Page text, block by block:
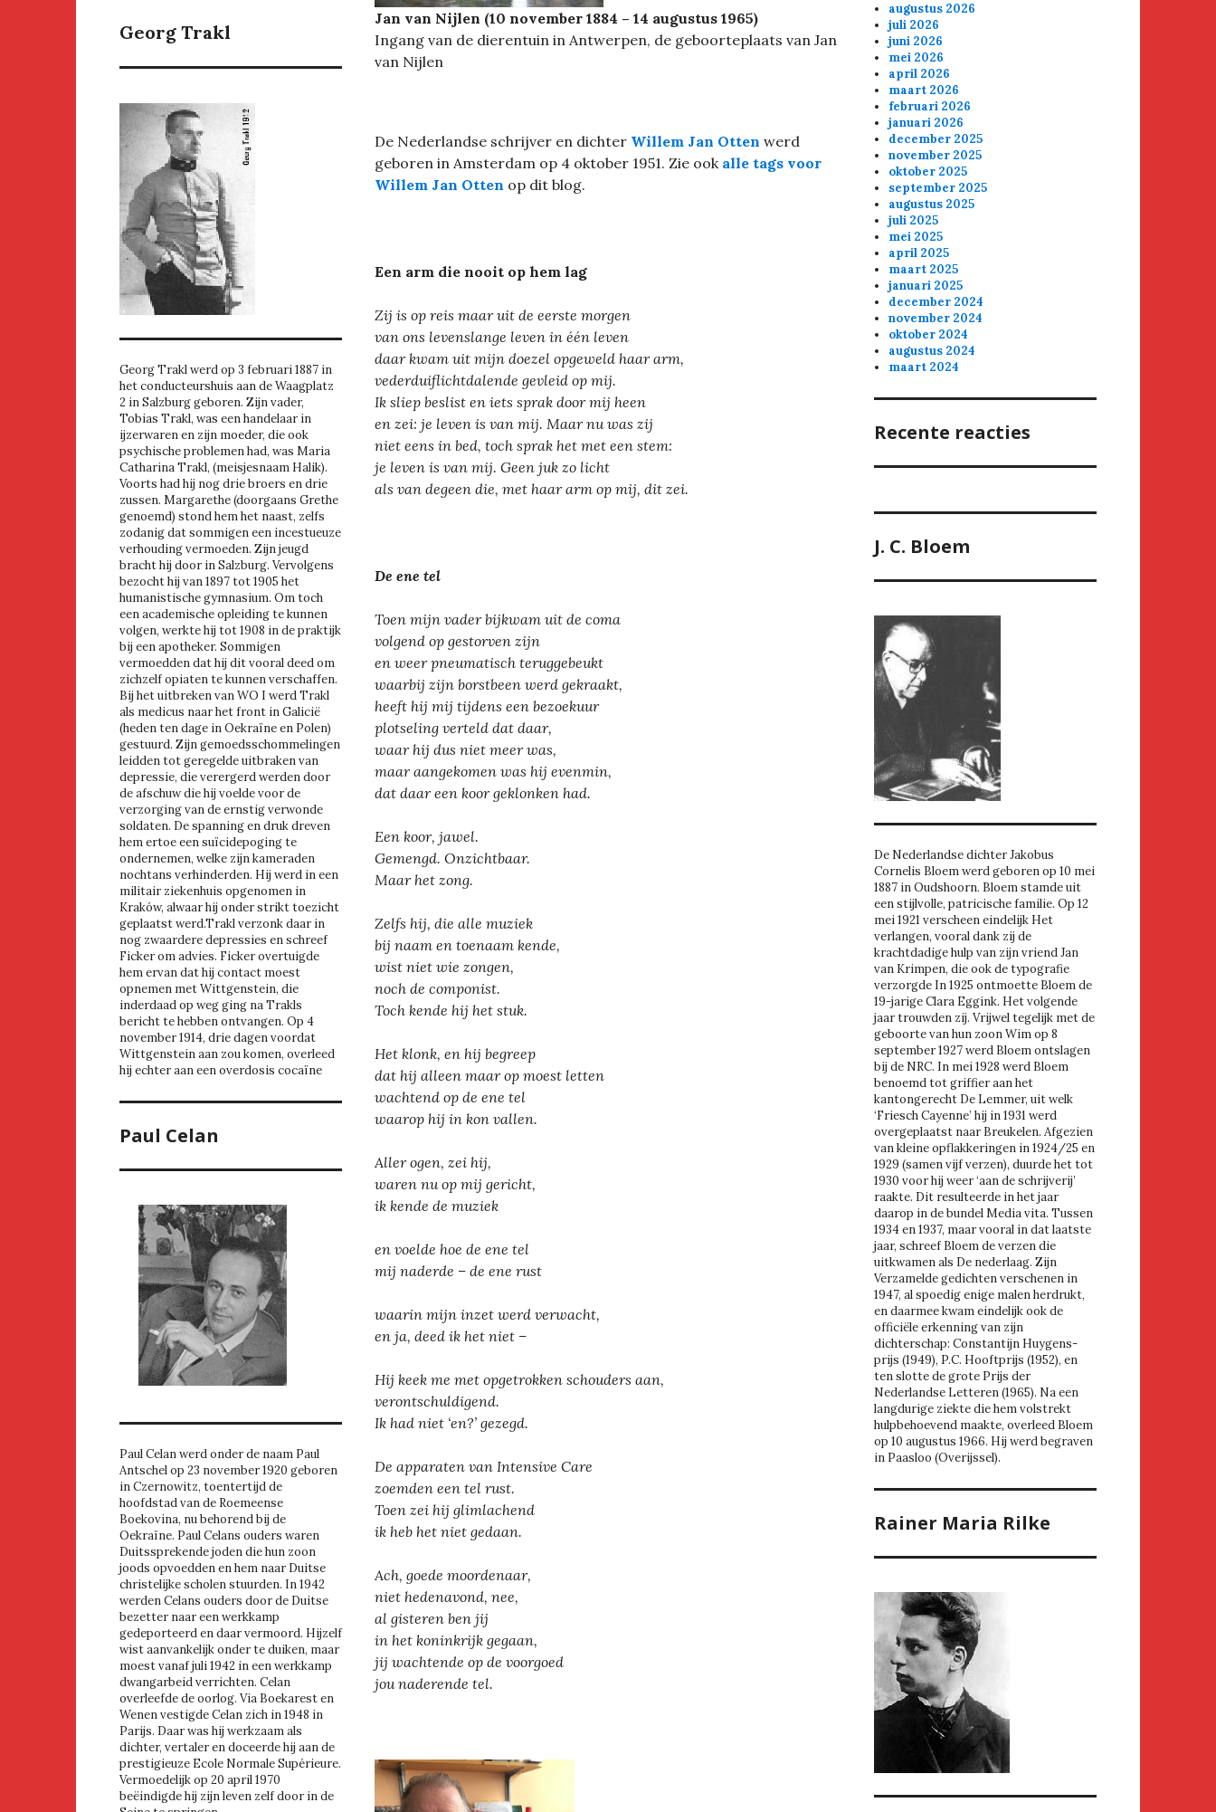
Jan van Nijlen (10 november 1884 – 14 augustus 1965)
Ingang van de dierentuin in Antwerpen, de geboorteplaats van Jan
van Nijlen
De Nederlandse schrijver en dichter Willem Jan Otten werd
geboren in Amsterdam op 4 oktober 1951. Zie ook alle tags voor
Willem Jan Otten op dit blog.
Een arm die nooit op hem lag
Zij is op reis maar uit de eerste morgen
van ons levenslange leven in één leven
daar kwam uit mijn doezel opgeweld haar arm,
vederduiflichtdalende gevleid op mij.
Ik sliep beslist en iets sprak door mij heen
en zei: je leven is van mij. Maar nu was zij
niet eens in bed, toch sprak het met een stem:
je leven is van mij. Geen juk zo licht
als van degeen die, met haar arm op mij, dit zei.
De ene tel
Toen mijn vader bijkwam uit de coma
volgend op gestorven zijn
en weer pneumatisch teruggebeukt
waarbij zijn borstbeen werd gekraakt,
heeft hij mij tijdens een bezoekuur
plotseling verteld dat daar,
waar hij dus niet meer was,
maar aangekomen was hij evenmin,
dat daar een koor geklonken had.
Een koor, jawel.
Gemengd. Onzichtbaar.
Maar het zong.
Zelfs hij, die alle muziek
bij naam en toenaam kende,
wist niet wie zongen,
noch de componist.
Toch kende hij het stuk.
Het klonk, en hij begreep
dat hij alleen maar op moest letten
wachtend op de ene tel
waarop hij in kon vallen.
Aller ogen, zei hij,
waren nu op mij gericht,
ik kende de muziek
en voelde hoe de ene tel
mij naderde – de ene rust
waarin mijn inzet werd verwacht,
en ja, deed ik het niet –
Hij keek me met opgetrokken schouders aan,
verontschuldigend.
Ik had niet ‘en?’ gezegd.
De apparaten van Intensive Care
zoemden een tel rust.
Toen zei hij glimlachend
ik heb het niet gedaan.
Ach, goede moordenaar,
niet hedenavond, nee,
al gisteren ben jij
in het koninkrijk gegaan,
jij wachtende op de voorgoed
jou naderende tel.
Georg Trakl
Georg Trakl werd op 3 februari 1887 in
het conducteurshuis aan de Waagplatz
2 in Salzburg geboren. Zijn vader,
Tobias Trakl, was een handelaar in
ijzerwaren en zijn moeder, die ook
psychische problemen had, was Maria
Catharina Trakl, (meisjesnaam Halik).
Voorts had hij nog drie broers en drie
zussen. Margarethe (doorgaans Grethe
genoemd) stond hem het naast, zelfs
zodanig dat sommigen een incestueuze
verhouding vermoeden. Zijn jeugd
bracht hij door in Salzburg. Vervolgens
bezocht hij van 1897 tot 1905 het
humanistische gymnasium. Om toch
een academische opleiding te kunnen
volgen, werkte hij tot 1908 in de praktijk
bij een apotheker. Sommigen
vermoedden dat hij dit vooral deed om
zichzelf opiaten te kunnen verschaffen.
Bij het uitbreken van WO I werd Trakl
als medicus naar het front in Galicië
(heden ten dage in Oekraïne en Polen)
gestuurd. Zijn gemoedsschommelingen
leidden tot geregelde uitbraken van
depressie, die verergerd werden door
de afschuw die hij voelde voor de
verzorging van de ernstig verwonde
soldaten. De spanning en druk dreven
hem ertoe een suïcidepoging te
ondernemen, welke zijn kameraden
nochtans verhinderden. Hij werd in een
militair ziekenhuis opgenomen in
Kraków, alwaar hij onder strikt toezicht
geplaatst werd.Trakl verzonk daar in
nog zwaardere depressies en schreef
Ficker om advies. Ficker overtuigde
hem ervan dat hij contact moest
opnemen met Wittgenstein, die
inderdaad op weg ging na Trakls
bericht te hebben ontvangen. Op 4
november 1914, drie dagen voordat
Wittgenstein aan zou komen, overleed
hij echter aan een overdosis cocaïne
Paul Celan
Paul Celan werd onder de naam Paul
Antschel op 23 november 1920 geboren
in Czernowitz, toentertijd de
hoofdstad van de Roemeense
Boekovina, nu behorend bij de
Oekraïne. Paul Celans ouders waren
Duitssprekende joden die hun zoon
joods opvoedden en hem naar Duitse
christelijke scholen stuurden. In 1942
werden Celans ouders door de Duitse
bezetter naar een werkkamp
gedeporteerd en daar vermoord. Hijzelf
wist aanvankelijk onder te duiken, maar
moest vanaf juli 1942 in een werkkamp
dwangarbeid verrichten. Celan
overleefde de oorlog. Via Boekarest en
Wenen vestigde Celan zich in 1948 in
Parijs. Daar was hij werkzaam als
dichter, vertaler en doceerde hij aan de
prestigieuze Ecole Normale Supérieure.
Vermoedelijk op 20 april 1970
beëindigde hij zijn leven zelf door in de
augustus 2026
juli 2026
juni 2026
mei 2026
april 2026
maart 2026
februari 2026
januari 2026
december 2025
november 2025
oktober 2025
september 2025
augustus 2025
juli 2025
mei 2025
april 2025
maart 2025
januari 2025
december 2024
november 2024
oktober 2024
augustus 2024
maart 2024
Recente reacties
J. C. Bloem
De Nederlandse dichter Jakobus
Cornelis Bloem werd geboren op 10 mei
1887 in Oudshoorn. Bloem stamde uit
een stijlvolle, patricische familie. Op 12
mei 1921 verscheen eindelijk Het
verlangen, vooral dank zij de
krachtdadige hulp van zijn vriend Jan
van Krimpen, die ook de typografie
verzorgde In 1925 ontmoette Bloem de
19-jarige Clara Eggink. Het volgende
jaar trouwden zij. Vrijwel tegelijk met de
geboorte van hun zoon Wim op 8
september 1927 werd Bloem ontslagen
bij de NRC. In mei 1928 werd Bloem
benoemd tot griffier aan het
kantongerecht De Lemmer, uit welk
‘Friesch Cayenne’ hij in 1931 werd
overgeplaatst naar Breukelen. Afgezien
van kleine opflakkeringen in 1924/25 en
1929 (samen vijf verzen), duurde het tot
1930 voor hij weer ‘aan de schrijverij’
raakte. Dit resulteerde in het jaar
daarop in de bundel Media vita. Tussen
1934 en 1937, maar vooral in dat laatste
jaar, schreef Bloem de verzen die
uitkwamen als De nederlaag. Zijn
Verzamelde gedichten verschenen in
1947, al spoedig enige malen herdrukt,
en daarmee kwam eindelijk ook de
officiële erkenning van zijn
dichterschap: Constantijn Huygens-
prijs (1949), P.C. Hooftprijs (1952), en
ten slotte de grote Prijs der
Nederlandse Letteren (1965). Na een
langdurige ziekte die hem volstrekt
hulpbehoevend maakte, overleed Bloem
op 10 augustus 1966. Hij werd begraven
in Paasloo (Overijssel).
Rainer Maria Rilke